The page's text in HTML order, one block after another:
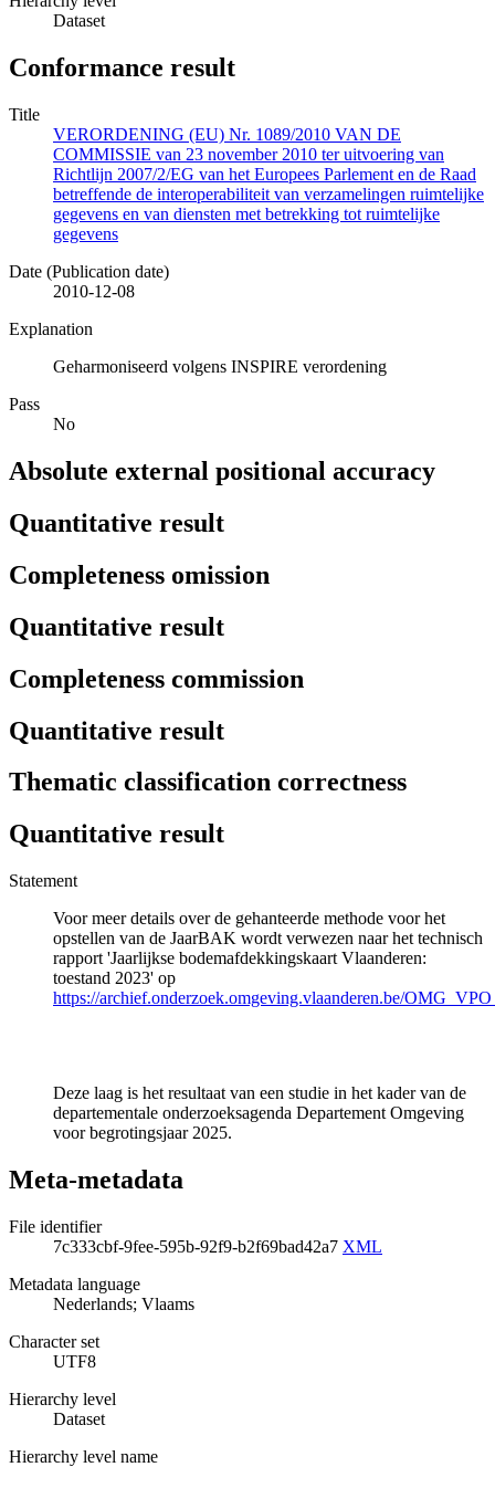
Dataset
Conformance result
Title
VERORDENING (EU) Nr. 1089/2010 VAN DE
COMMISSIE van 23 november 2010 ter uitvoering van
Richtlijn 2007/2/EG van het Europees Parlement en de Raad
betreffende de interoperabiliteit van verzamelingen ruimtelijke
gegevens en van diensten met betrekking tot ruimtelijke
gegevens
Date (Publication date)
2010-12-08
Explanation
Geharmoniseerd volgens INSPIRE verordening
Pass
No
Absolute external positional accuracy
Quantitative result
Completeness omission
Quantitative result
Completeness commission
Quantitative result
Thematic classification correctness
Quantitative result
Statement
Voor meer details over de gehanteerde methode voor het
opstellen van de JaarBAK wordt verwezen naar het technisch
rapport 'Jaarlijkse bodemafdekkingskaart Vlaanderen:
toestand 2023' op
https://archief.onderzoek.omgeving.vlaanderen.be/
Deze laag is het resultaat van een studie in het kader van de
departementale onderzoeksagenda Departement Omgeving
voor begrotingsjaar 2025.
Meta-metadata
File identifier
7c333cbf-9fee-595b-92f9-b2f69bad42a7 XML
Metadata language
Nederlands; Vlaams
Character set
UTF8
Hierarchy level
Dataset
Hierarchy level name